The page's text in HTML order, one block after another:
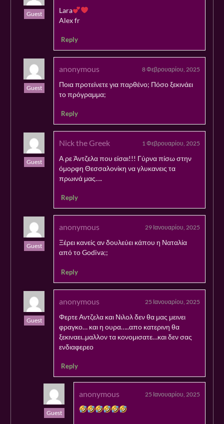
Guest
Lara
Alex fr
Reply
Guest
anonymous 8 Φεβρουαρίου, 2025
Ποια προτείνετε για παρθένο; Πόσο ξεκινάει
το πρόγραμμα;
Reply
Guest
Nick the Greek 1 Φεβρουαρίου, 2025
Α ρε Άντζελα που είσαι!!! Γύρνα πίσω στην
όμορφη Θεσσαλονίκη να γλυκανεις τα
πρωινά μας….
Reply
Guest
anonymous 29 Ιανουαρίου, 2025
Ξέρει κανείς αν δουλεύει κάπου η Ναταλία
από το Godiva;;
Reply
Guest
anonymous 25 Ιανουαρίου, 2025
Φερτε Αντζελα και Νιλολ δεν θα μας μεινει
φραγκο… και η ουρα…..απο κατερινη θα
ξεκιναει..μαλλον τα κονομισατε…και δεν σας
ενδιαφερεο
Reply
Guest
anonymous 25 Ιανουαρίου, 2025